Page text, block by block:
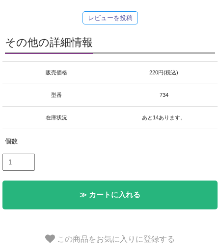
レビューを投稿
その他の詳細情報
販売価格 220円(税込)
型番 734
在庫状況 あと14あります。
個数
≫ カートに入れる
この商品をお気に入りに登録する